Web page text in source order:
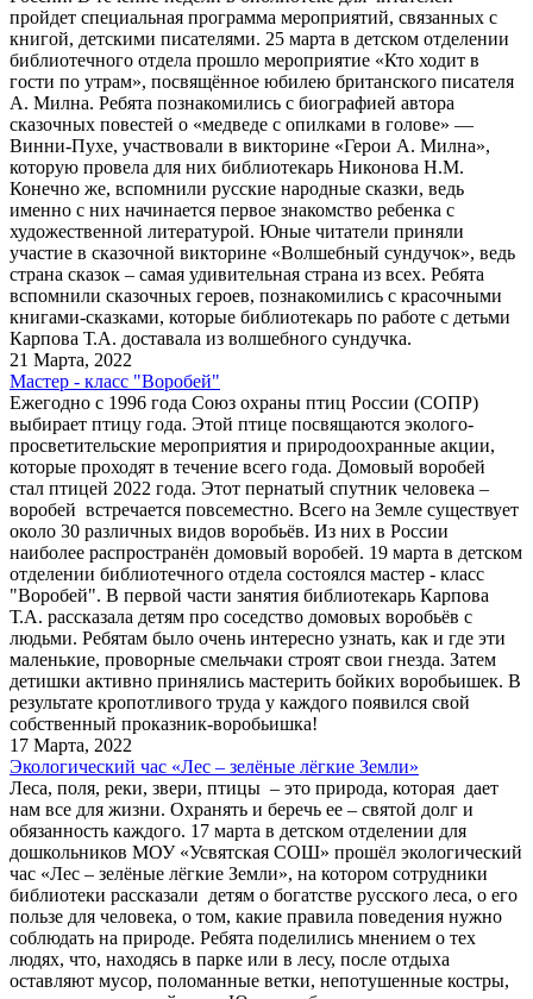
пройдет специальная программа мероприятий, связанных с
книгой, детскими писателями. 25 марта в детском отделении
библиотечного отдела прошло мероприятие «Кто ходит в
гости по утрам», посвящённое юбилею британского писателя
А. Милна. Ребята познакомились с биографией автора
сказочных повестей о «медведе с опилками в голове» —
Винни-Пухе, участвовали в викторине «Герои А. Милна»,
которую провела для них библиотекарь Никонова Н.М.
Конечно же, вспомнили русские народные сказки, ведь
именно с них начинается первое знакомство ребенка с
художественной литературой. Юные читатели приняли
участие в сказочной викторине «Волшебный сундучок», ведь
страна сказок – самая удивительная страна из всех. Ребята
вспомнили сказочных героев, познакомились с красочными
книгами-сказками, которые библиотекарь по работе с детьми
Карпова Т.А. доставала из волшебного сундучка.
21 Марта, 2022
Мастер - класс "Воробей"
Ежегодно с 1996 года Союз охраны птиц России (СОПР)
выбирает птицу года. Этой птице посвящаются эколого-
просветительские мероприятия и природоохранные акции,
которые проходят в течение всего года. Домовый воробей
стал птицей 2022 года. Этот пернатый спутник человека –
воробей встречается повсеместно. Всего на Земле существует
около 30 различных видов воробьёв. Из них в России
наиболее распространён домовый воробей. 19 марта в детском
отделении библиотечного отдела состоялся мастер - класс
"Воробей". В первой части занятия библиотекарь Карпова
Т.А. рассказала детям про соседство домовых воробьёв с
людьми. Ребятам было очень интересно узнать, как и где эти
маленькие, проворные смельчаки строят свои гнезда. Затем
детишки активно принялись мастерить бойких воробьишек. В
результате кропотливого труда у каждого появился свой
собственный проказник-воробьишка!
17 Марта, 2022
Экологический час «Лес – зелёные лёгкие Земли»
Леса, поля, реки, звери, птицы – это природа, которая дает
нам все для жизни. Охранять и беречь ее – святой долг и
обязанность каждого. 17 марта в детском отделении для
дошкольников МОУ «Усвятская СОШ» прошёл экологический
час «Лес – зелёные лёгкие Земли», на котором сотрудники
библиотеки рассказали детям о богатстве русского леса, о его
пользе для человека, о том, какие правила поведения нужно
соблюдать на природе. Ребята поделились мнением о тех
людях, что, находясь в парке или в лесу, после отдыха
оставляют мусор, поломанные ветки, непотушенные костры,